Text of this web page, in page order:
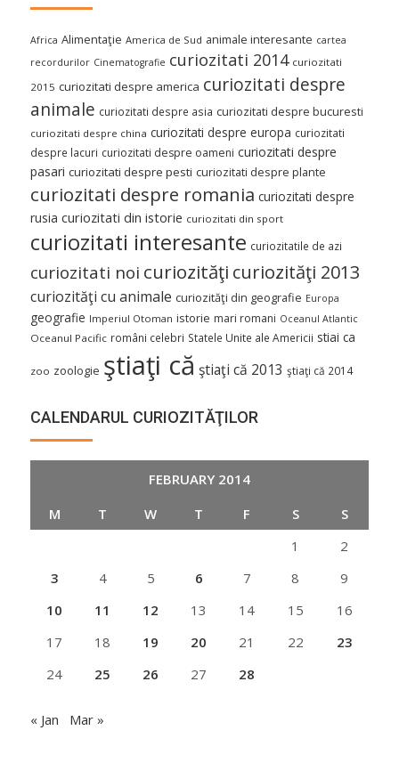
Africa Alimentaţie America de Sud animale interesante cartea
recordurilor Cinematografie curiozitati 2014 curiozitati
2015 curiozitati despre america curiozitati despre
animale curiozitati despre asia curiozitati despre bucuresti
curiozitati despre china curiozitati despre europa curiozitati
despre lacuri curiozitati despre oameni curiozitati despre
pasari curiozitati despre pesti curiozitati despre plante
curiozitati despre romania curiozitati despre
rusia curiozitati din istorie curiozitati din sport
curiozitati interesante curiozitatile de azi
curiozitati noi curiozităţi curiozităţi 2013
curiozităţi cu animale curiozităţi din geografie Europa
geografie Imperiul Otoman istorie mari romani Oceanul Atlantic
Oceanul Pacific români celebri Statele Unite ale Americii stiai ca
zoo zoologie ştiaţi că ştiaţi că 2013 ştiaţi că 2014
CALENDARUL CURIOZITĂŢILOR
FEBRUARY 2014
M
T W T F S
S
1
2
3
4 5 6 7 8
9
10
11 12 13 14 15
16
17
18 19 20 21 22
23
24
25 26 27 28
« Jan Mar »